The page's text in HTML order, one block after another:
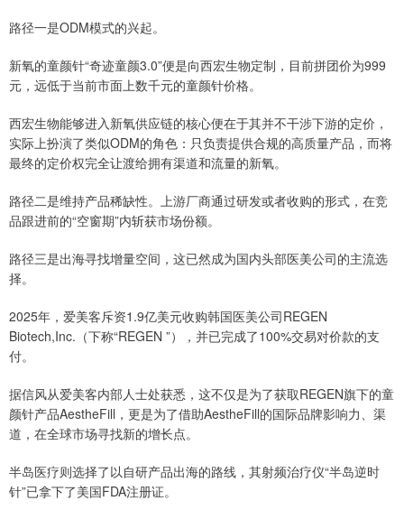
路径一是ODM模式的兴起。
新氧的童颜针“奇迹童颜3.0”便是向西宏生物定制，目前拼团价为999
元，远低于当前市面上数千元的童颜针价格。
西宏生物能够进入新氧供应链的核心便在于其并不干涉下游的定价，
实际上扮演了类似ODM的角色：只负责提供合规的高质量产品，而将
最终的定价权完全让渡给拥有渠道和流量的新氧。
路径二是维持产品稀缺性。上游厂商通过研发或者收购的形式，在竞
品跟进前的“空窗期”内斩获市场份额。
路径三是出海寻找增量空间，这已然成为国内头部医美公司的主流选
择。
2025年，爱美客斥资1.9亿美元收购韩国医美公司REGEN
Biotech,Inc.（下称“REGEN ”），并已完成了100%交易对价款的支
付。
据信风从爱美客内部人士处获悉，这不仅是为了获取REGEN旗下的童
颜针产品AestheFill，更是为了借助AestheFill的国际品牌影响力、渠
道，在全球市场寻找新的增长点。
半岛医疗则选择了以自研产品出海的路线，其射频治疗仪“半岛逆时
针”已拿下了美国FDA注册证。